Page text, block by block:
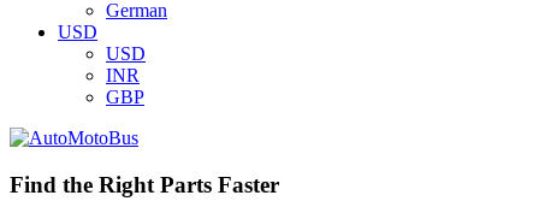
German
USD
USD
INR
GBP
Find the Right Parts Faster